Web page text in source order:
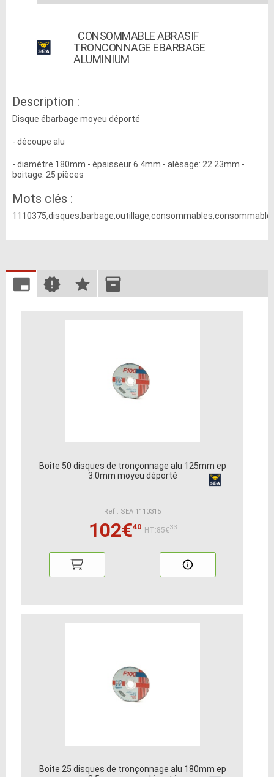
CONSOMMABLE ABRASIF
TRONCONNAGE EBARBAGE
ALUMINIUM
Description :
Disque ébarbage moyeu déporté
- découpe alu
- diamètre 180mm - épaisseur 6.4mm - alésage: 22.23mm -
boitage: 25 pièces
Mots clés :
Boite 50 disques de tronçonnage alu 125mm ep
3.0mm moyeu déporté
Ref : SEA 1110315
102€40 HT:85€33
Boite 25 disques de tronçonnage alu 180mm ep